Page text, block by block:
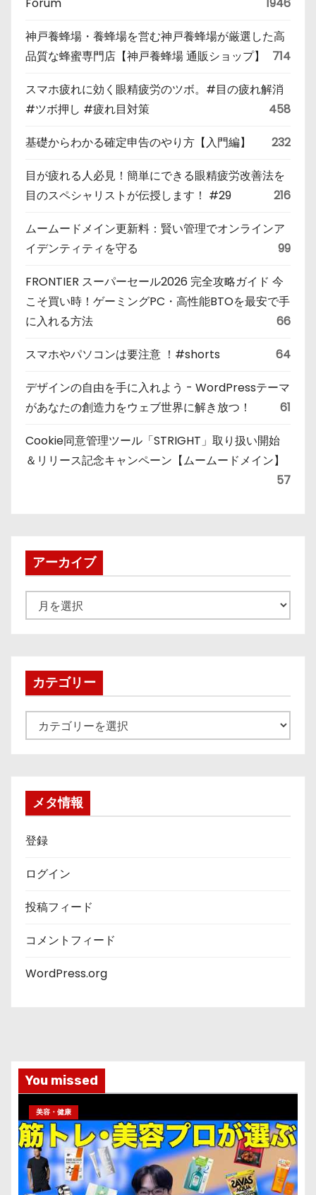
Forum 1946
神戸養蜂場・養蜂場を営む神戸養蜂場が厳選した高
品質な蜂蜜専門店【神戸養蜂場 通販ショップ】
714
スマホ疲れに効く眼精疲労のツボ。#目の疲れ解消
#ツボ押し #疲れ目対策
458
基礎からわかる確定申告のやり方【入門編】 232
目が疲れる人必見！簡単にできる眼精疲労改善法を
目のスペシャリストが伝授します！ #29
216
ムームードメイン更新料：賢い管理でオンラインア
イデンティティを守る
99
FRONTIER スーパーセール2026 完全攻略ガイド 今
こそ買い時！ゲーミングPC・高性能BTOを最安で手
に入れる方法
66
スマホやパソコンは要注意 ！#shorts 64
デザインの自由を手に入れよう - WordPressテーマ
があなたの創造力をウェブ世界に解き放つ！
61
Cookie同意管理ツール「STRIGHT」取り扱い開始
＆リリース記念キャンペーン【ムームードメイン】
57
アーカイブ
ー
ブカテゴリー
テ
メタ情報
登録
ログイン
投稿フィード
コメントフィード
WordPress.org
You missed
美容・健康